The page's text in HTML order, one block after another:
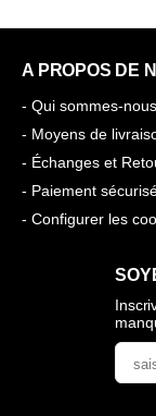
A PROPOS DE
- Qui sommes-
- Moyens de
- Échanges et
- Paiement
- Configurer les